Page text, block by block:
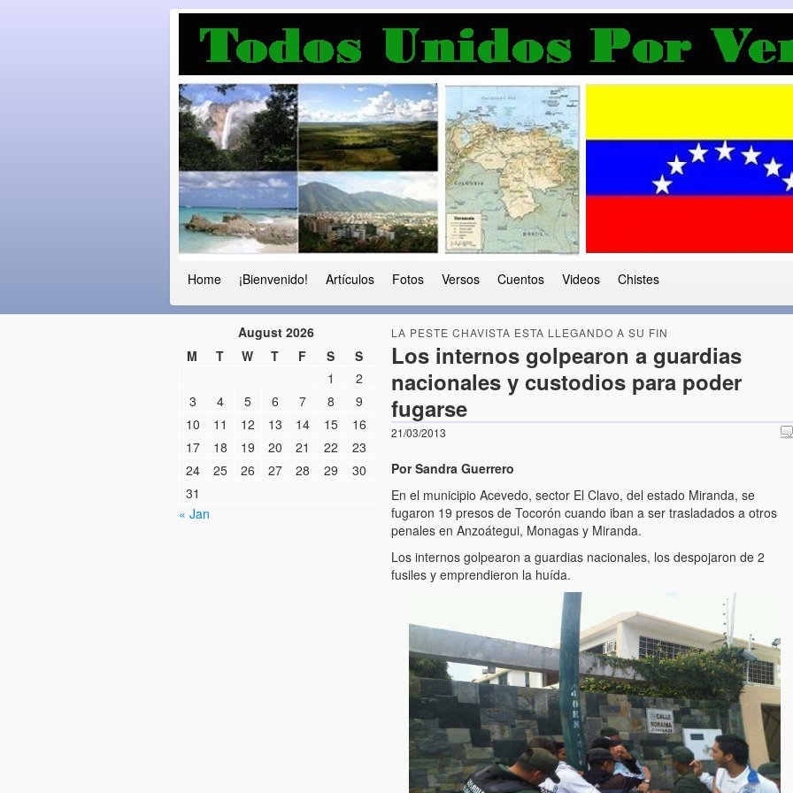
Luchando por la Democracia
Fuera el chavismo, la peor peste que le ha caido a esta tierra
Home ¡Bienvenido! Artículos Fotos Versos Cuentos Videos Chistes
LA PESTE CHAVISTA ESTA LLEGANDO A SU FIN
Los internos golpearon a guardias
nacionales y custodios para poder
fugarse
21/03/2013
Por Sandra Guerrero
En el municipio Acevedo, sector El Clavo, del estado Miranda, se
fugaron 19 presos de Tocorón cuando iban a ser trasladados a otros
penales en Anzoátegui, Monagas y Miranda.
Los internos golpearon a guardias nacionales, los despojaron de 2
fusiles y emprendieron la huída.
August 2026
M
T W T F S
S
1
2
3
4 5 6 7 8
9
10
11 12 13 14 15
16
17
18 19 20 21 22
23
24
25 26 27 28 29
30
31
« Jan